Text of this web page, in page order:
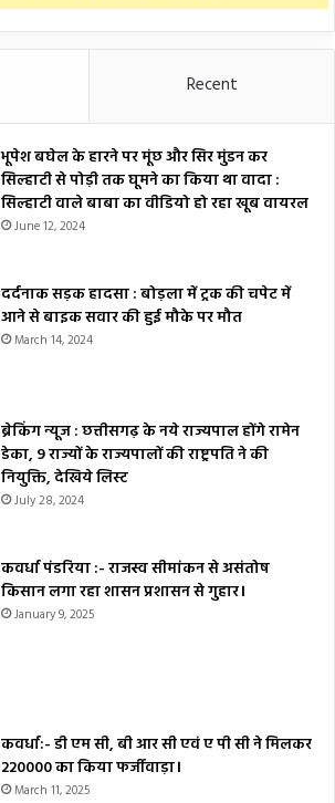
Recent
भूपेश बघेल के हारने पर मूंछ और सिर मुंडन कर
सिल्हाटी से पोड़ी तक घूमने का किया था वादा :
सिल्हाटी वाले बाबा का वीडियो हो रहा खूब वायरल
June 12, 2024
दर्दनाक सड़क हादसा : बोड़ला में ट्रक की चपेट में
आने से बाइक सवार की हुई मौके पर मौत
March 14, 2024
ब्रेकिंग न्यूज : छत्तीसगढ़ के नये राज्यपाल होंगे रामेन
डेका, 9 राज्यों के राज्यपालों की राष्ट्रपति ने की
नियुक्ति, देखिये लिस्ट
July 28, 2024
कवर्धा पंडरिया :- राजस्व सीमांकन से असंतोष
किसान लगा रहा शासन प्रशासन से गुहार।
January 9, 2025
कवर्धा:- डी एम सी, बी आर सी एवं ए पी सी ने मिलकर
₹220000 का किया फर्जीवाड़ा।
March 11, 2025